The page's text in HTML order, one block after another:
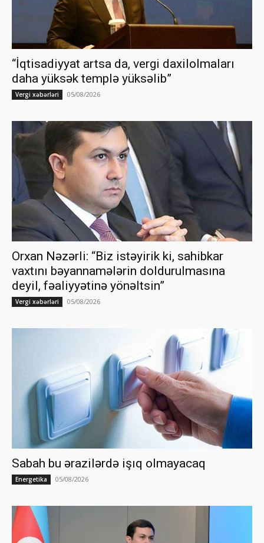
“İqtisadiyyat artsa da, vergi daxilolmaları
daha yüksək templə yüksəlib”
Vergi xəbərləri 05/08/2026
Orxan Nəzərli: “Biz istəyirik ki, sahibkar
vaxtını bəyannamələrin doldurulmasına
deyil, fəaliyyətinə yönəltsin”
Vergi xəbərləri 05/08/2026
Sabah bu ərazilərdə işıq olmayacaq
Energetika 05/08/2026